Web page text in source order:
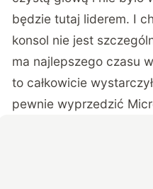
będzie tutaj liderem. I
konsol nie jest
ma najlepszego czasu
to całkowicie
pewnie wyprzedzić